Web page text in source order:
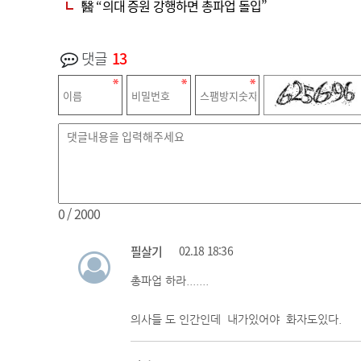
醫 “의대 증원 강행하면 총파업 돌입”
댓글 13
0/ 2000
필살기 02.18 18:36
총파업 하라.......
의사들 도 인간인데 내가있어야 화자도있다.